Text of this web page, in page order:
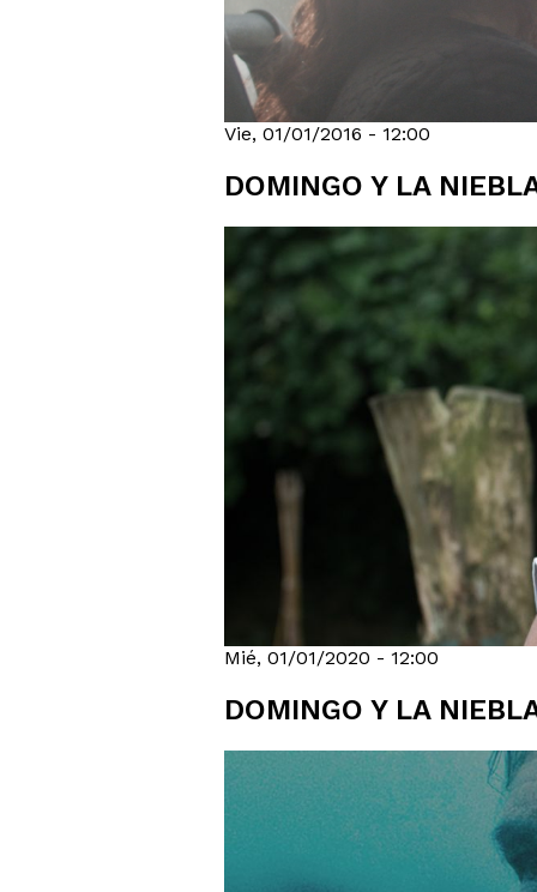
Vie, 01/01/2016 - 12:00
DOMINGO Y LA
Mié, 01/01/2020 - 12:00
DOMINGO Y LA